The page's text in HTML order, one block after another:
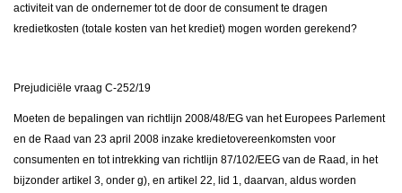
activiteit van de ondernemer tot de door de consument te dragen
kredietkosten (totale kosten van het krediet) mogen worden gerekend?
Prejudiciële vraag C-252/19
Moeten de bepalingen van richtlijn 2008/48/EG van het Europees Parlement
en de Raad van 23 april 2008 inzake kredietovereenkomsten voor
consumenten en tot intrekking van richtlijn 87/102/EEG van de Raad, in het
bijzonder artikel 3, onder g), en artikel 22, lid 1, daarvan, aldus worden